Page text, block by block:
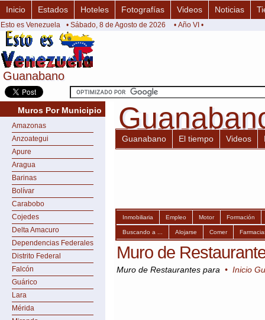
Guanabano
Guanabano
Inicio Estados Hoteles Fotografías Videos Noticias
Esto es Venezuela • Sábado, 8 de Agosto de 2026 • Año VI •
Muros Por Municipio
Amazonas
Anzoategui
Apure
Aragua
Barinas
Bolívar
Carabobo
Cojedes
Delta Amacuro
Dependencias Federales
Distrito Federal
Falcón
Guárico
Lara
Mérida
Guanabano El tiempo Videos
Inmobiliaria Empleo Motor Formación
Buscando a ... Alojarse Comer
Muro de
Muro de Restaurantes para • Inicio